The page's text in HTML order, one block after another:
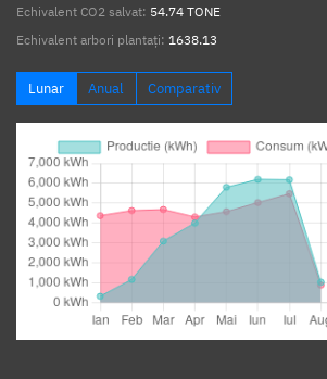
Echivalent CO2 salvat: 54.74 TONE
Echivalent arbori plantați: 1638.13
Lunar Anual Comparativ